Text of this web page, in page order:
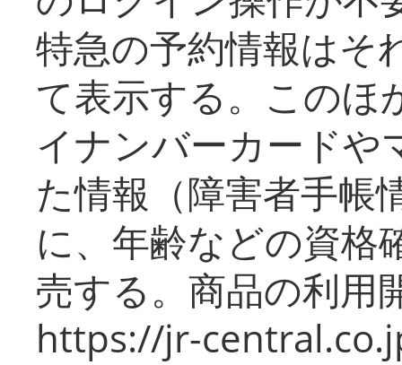
特急の予約情報はそ
て表示する。このほ
イナンバーカードや
た情報（障害者手帳
に、年齢などの資格
売する。商品の利用
https://jr-